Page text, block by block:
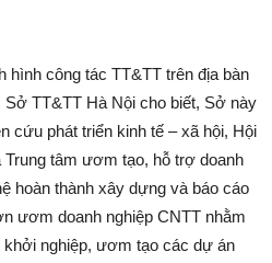
hình công tác TT&TT trên địa bàn
TT&TT Hà Nội cho biết, Sở này
cứu phát triển kinh tế – xã hội, Hội
tâm ươm tạo, hỗ trợ doanh
hoàn thành xây dựng và báo cáo
ươm doanh nghiệp CNTT nhằm
nghiệp, ươm tạo các dự án